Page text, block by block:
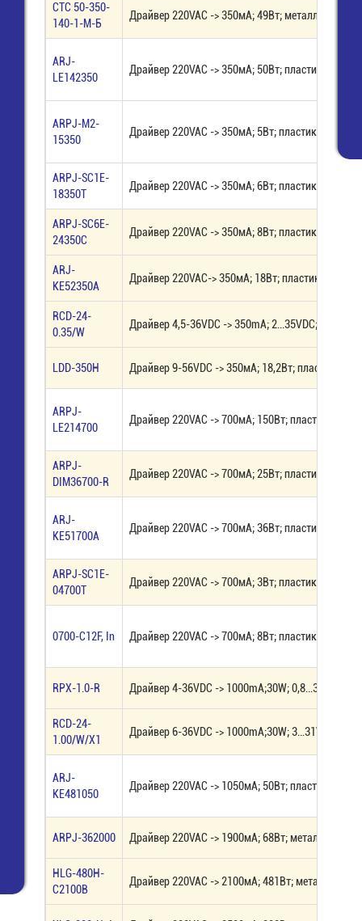
43,00 руб.
СТС 50-350-
140-1-М-Б
Драйвер 220VAC -> 350мА; 49Вт; металл IP20
ARJ-
LE142350
Драйвер 220VAC -> 350мА; 50Вт; пластик IP20
ARPJ-M2-
15350
Драйвер 220VAC -> 350мА; 5Вт; пластик IP67;
ARPJ-SC1E-
18350T
Драйвер 220VAC -> 350мА; 6Вт; пластик IP20
ARPJ-SC6E-
24350C
Драйвер 220VAC -> 350мА; 8Вт; пластик IP20
ARJ-
KE52350A
Драйвер 220VAC-> 350мА; 18Вт; пластик IP20
RCD-24-
0.35/W
Драйвер 4,5-36VDC -> 350mА; 2...35VDC; пластик
LDD-350H Драйвер 9-56VDC -> 350мА; 18,2Вт; пластик IP67
ARPJ-
LE214700
Драйвер 220VAC -> 700мА; 150Вт; пластик IP67
ARPJ-
DIM36700-R
Драйвер 220VAC -> 700мА; 25Вт; пластик IP67;
ARJ-
KE51700A
Драйвер 220VAC -> 700мА; 36Вт; пластик IP20
ARPJ-SC1E-
04700T
Драйвер 220VAC -> 700мА; 3Вт; пластик
0700-C12F, In Драйвер 220VAC -> 700мА; 8Вт; пластик
RPX-1.0-R Драйвер 4-36VDC -> 1000mА;30W; 0,8…30VDC;
RCD-24-
1.00/W/X1
Драйвер 6-36VDC -> 1000mА;30W; 3…31VDC;
ARJ-
KE481050
Драйвер 220VAC -> 1050мА; 50Вт; пластик IP20
ARPJ-362000 Драйвер 220VAC -> 1900мА; 68Вт; металл IP67
HLG-480H-
C2100B
Драйвер 220VAC -> 2100мА; 481Вт; металл IP67